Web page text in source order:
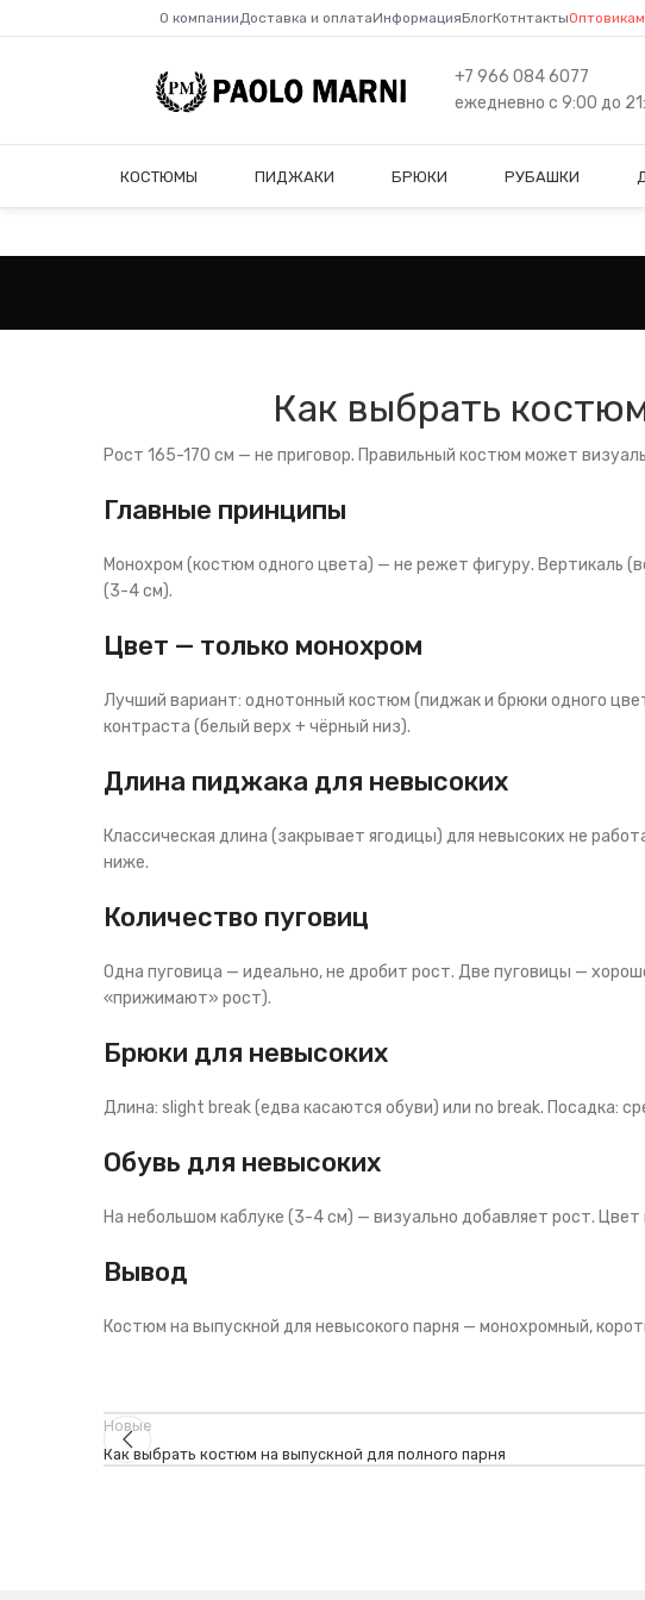
О компанииДоставка и оплатаИнформацияБлогКотнтактыОптовикам
+7 966 084 6077
ежедневно с 9:00 до
КОСТЮМЫ ПИДЖАКИ БРЮКИ РУБАШКИ
Как выбрать
Рост 165-170 см — не приговор. Правильный костюм может
Главные принципы
Монохром (костюм одного цвета) — не режет фигуру. Вертикаль
(3-4 см).
Цвет — только монохром
Лучший вариант: однотонный костюм (пиджак и брюки одного
контраста (белый верх + чёрный низ).
Длина пиджака для невысоких
Классическая длина (закрывает ягодицы) для невысоких не
ниже.
Количество пуговиц
Одна пуговица — идеально, не дробит рост. Две пуговицы —
«прижимают» рост).
Брюки для невысоких
Длина: slight break (едва касаются обуви) или no break. Посадка:
Обувь для невысоких
На небольшом каблуке (3-4 см) — визуально добавляет рост.
Вывод
Костюм на выпускной для невысокого парня — монохромный,
Новые
Как выбрать костюм на выпускной для полного парня